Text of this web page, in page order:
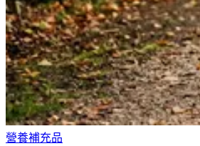
營養補充品